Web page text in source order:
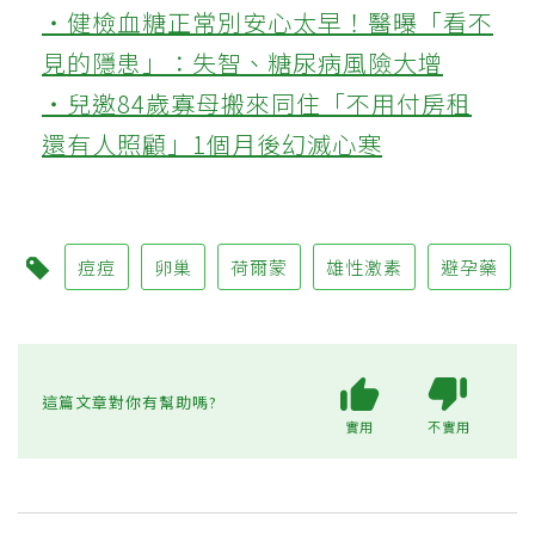
‧健檢血糖正常別安心太早！醫曝「看不
見的隱患」：失智、糖尿病風險大增
‧兒邀84歲寡母搬來同住「不用付房租
還有人照顧」1個月後幻滅心寒
痘痘 卵巢 荷爾蒙 雄性激素 避孕藥
這篇文章對你有幫助嗎?
實用 不實用